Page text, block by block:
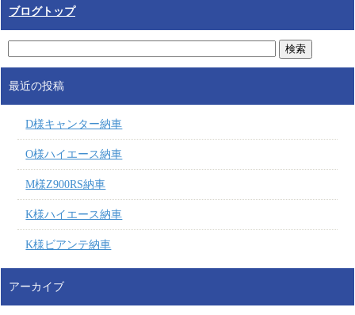
ブログトップ
最近の投稿
D様キャンター納車
O様ハイエース納車
M様Z900RS納車
K様ハイエース納車
K様ビアンテ納車
アーカイブ